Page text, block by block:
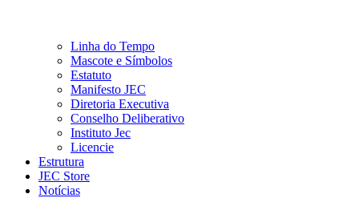
Linha do Tempo
Mascote e Símbolos
Estatuto
Manifesto JEC
Diretoria Executiva
Conselho Deliberativo
Instituto Jec
Licencie
Estrutura
JEC Store
Notícias